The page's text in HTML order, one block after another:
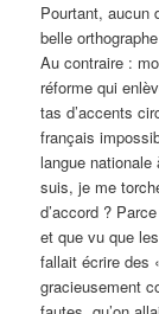
Pourtant, aucun
belle
Au contraire :
réforme qui
tas d’accents
français
langue
suis, je me
d’accord ?
et que vu que
fallait écrire des
gracieusement